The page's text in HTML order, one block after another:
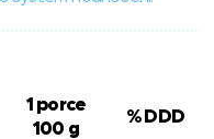
1 porce
100 g
% DDD